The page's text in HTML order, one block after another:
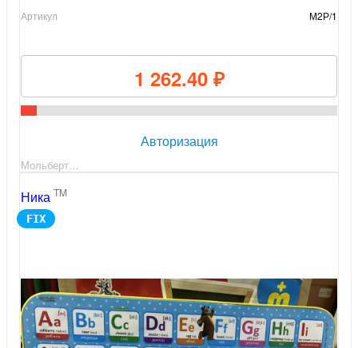
Артикул М2Р/1
1 262.40 ₽
Авторизация
Мольберт…
Ника TM
FIX